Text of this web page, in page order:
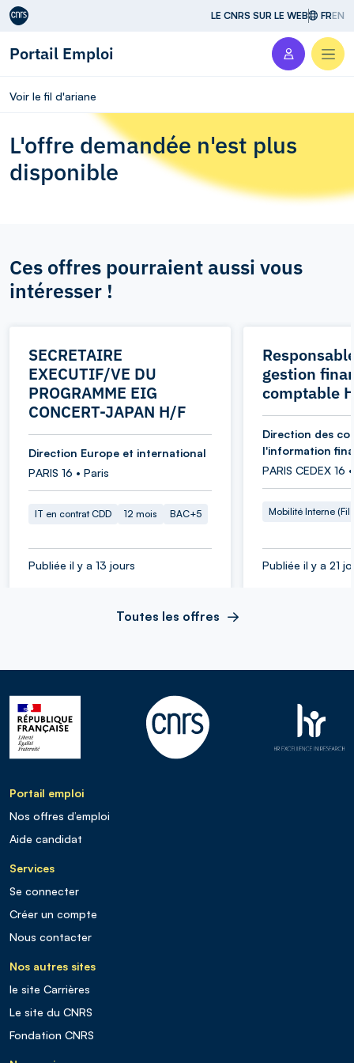
Aller au contenu LE CNRS SUR LE WEB FREN
Portail Emploi
Voir le fil d'ariane
L'offre demandée n'est plus
disponible
Ces offres pourraient aussi vous
intéresser !
SECRETAIRE
EXECUTIF/VE DU
PROGRAMME EIG
CONCERT-JAPAN H/F
Direction Europe et international
PARIS 16 • Paris
IT en contrat CDD 12 mois BAC+5
Publiée il y a 13 jours
gestion
comptable
Direction des
l'information
PARIS CEDEX 16
Mobilité Interne (Fil
Publiée il y a 21
Toutes les offres
Portail emploi
Nos offres d’emploi
Aide candidat
Services
Se connecter
Créer un compte
Nous contacter
Nos autres sites
le site Carrières
Le site du CNRS
Fondation CNRS